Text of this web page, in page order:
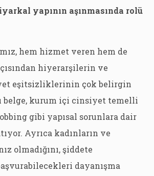
yapının aşınmasında rolü
hem hizmet veren hem de
hiyerarşilerin ve
eşitsizliklerinin çok belirgin
belge, kurum içi cinsiyet temelli
gibi yapısal sorunlara dair
Ayrıca kadınların ve
olmadığını, şiddete
dayanışma